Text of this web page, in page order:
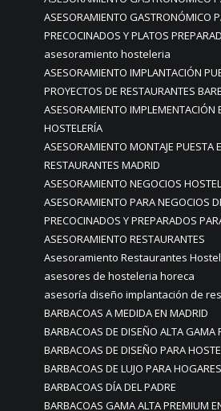
ASESORAMIENTO GASTRONÓMICO
PRECOCINADOS Y PLATOS
asesoramiento hosteleria
ASESORAMIENTO IMPLANTACIÓN
PROYECTOS DE RESTAURANTES
ASESORAMIENTO IMPLEMENTACIÓN
HOSTELERÍA
ASESORAMIENTO MONTAJE PUESTA
RESTAURANTES MADRID
ASESORAMIENTO NEGOCIOS
ASESORAMIENTO PARA NEGOCIOS
PRECOCINADOS Y PREPARADOS
ASESORAMIENTO RESTAURANTES
Asesoramiento Restaurantes
asesores de hosteleria horeca
asesoría diseño implantación de
BARBACOAS A MEDIDA EN MADRID
BARBACOAS DE DISEÑO ALTA GAMA
BARBACOAS DE DISEÑO PARA
BARBACOAS DE LUJO PARA HOGARES
BARBACOAS DÍA DEL PADRE
BARBACOAS GAMA ALTA PREMIUM